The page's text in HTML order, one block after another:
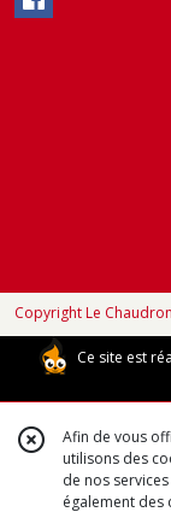
Copyright Le
Ce site est
Afin de vous
utilisons des
de nos
également des